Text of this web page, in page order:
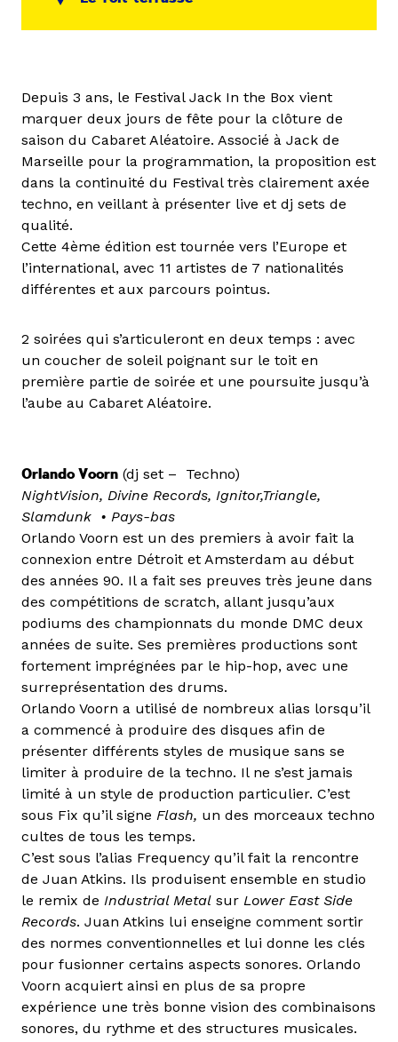
Depuis 3 ans, le Festival Jack In the Box vient
marquer deux jours de fête pour la clôture de
saison du Cabaret Aléatoire. Associé à Jack de
Marseille pour la programmation, la proposition est
dans la continuité du Festival très clairement axée
techno, en veillant à présenter live et dj sets de
qualité.
Cette 4ème édition est tournée vers l’Europe et
l’international, avec 11 artistes de 7 nationalités
différentes et aux parcours pointus.
2 soirées qui s’articuleront en deux temps : avec
un coucher de soleil poignant sur le toit en
première partie de soirée et une poursuite jusqu’à
l’aube au Cabaret Aléatoire.
Orlando Voorn (dj set – Techno)
NightVision, Divine Records, Ignitor,Triangle,
Slamdunk • Pays-bas
Orlando Voorn est un des premiers à avoir fait la
connexion entre Détroit et Amsterdam au début
des années 90. Il a fait ses preuves très jeune dans
des compétitions de scratch, allant jusqu’aux
podiums des championnats du monde DMC deux
années de suite. Ses premières productions sont
fortement imprégnées par le hip-hop, avec une
surreprésentation des drums.
Orlando Voorn a utilisé de nombreux alias lorsqu’il
a commencé à produire des disques afin de
présenter différents styles de musique sans se
limiter à produire de la techno. Il ne s’est jamais
limité à un style de production particulier. C’est
sous Fix qu’il signe Flash, un des morceaux techno
cultes de tous les temps.
C’est sous l’alias Frequency qu’il fait la rencontre
de Juan Atkins. Ils produisent ensemble en studio
le remix de Industrial Metal sur Lower East Side
Records. Juan Atkins lui enseigne comment sortir
des normes conventionnelles et lui donne les clés
pour fusionner certains aspects sonores. Orlando
Voorn acquiert ainsi en plus de sa propre
expérience une très bonne vision des combinaisons
sonores, du rythme et des structures musicales.